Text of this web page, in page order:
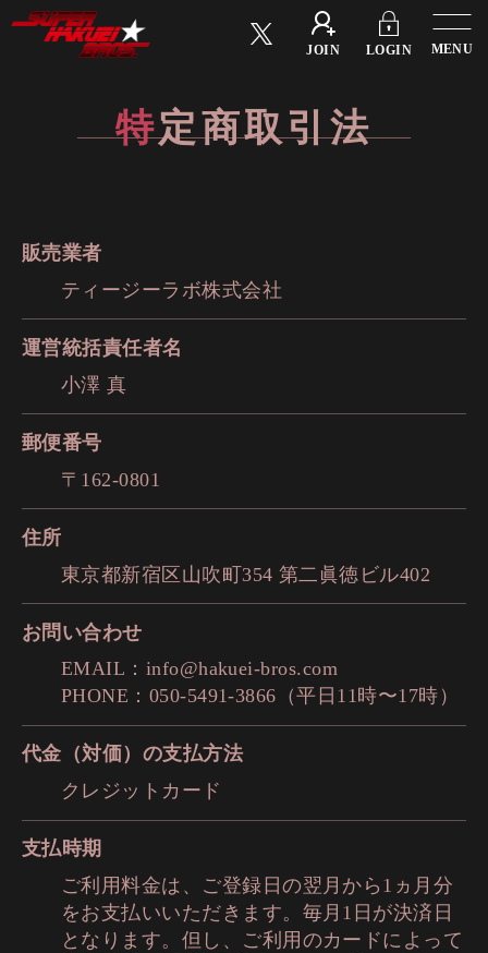
JOIN LOGIN
特定商取引法
販売業者
ティージーラボ株式会社
運営統括責任者名
小澤 真
郵便番号
〒162-0801
住所
東京都新宿区山吹町354 第二眞徳ビル402
お問い合わせ
EMAIL：info@hakuei-bros.com
PHONE：050-5491-3866（平日11時〜17時）
代金（対価）の支払方法
クレジットカード
支払時期
ご利用料金は、ご登録日の翌月から1ヵ月分
をお支払いいただきます。毎月1日が決済日
となります。但し、ご利用のカードによって